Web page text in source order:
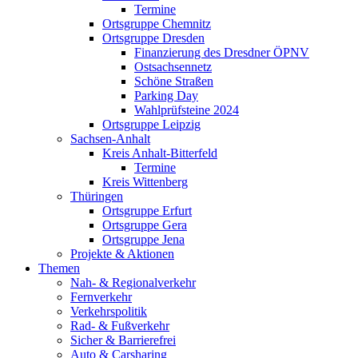
Termine
Ortsgruppe Chemnitz
Ortsgruppe Dresden
Finanzierung des Dresdner ÖPNV
Ostsachsennetz
Schöne Straßen
Parking Day
Wahlprüfsteine 2024
Ortsgruppe Leipzig
Sachsen-Anhalt
Kreis Anhalt-Bitterfeld
Termine
Kreis Wittenberg
Thüringen
Ortsgruppe Erfurt
Ortsgruppe Gera
Ortsgruppe Jena
Projekte & Aktionen
Themen
Nah- & Regionalverkehr
Fernverkehr
Verkehrspolitik
Rad- & Fußverkehr
Sicher & Barrierefrei
Auto & Carsharing